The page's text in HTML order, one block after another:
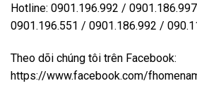
Hotline: 0901.196.992 /
0901.196.551 / 0901.186.992 /
Theo dõi chúng tôi trên Facebook:
https://www.facebook.com/